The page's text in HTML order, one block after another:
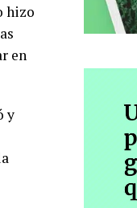
hizo
en
y